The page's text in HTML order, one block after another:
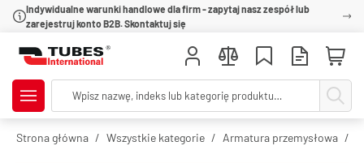
Indywidualne warunki handlowe dla firm - zapytaj nasz zespół lub
zarejestruj konto B2B. Skontaktuj się
Strona główna Wszystkie kategorie Armatura przemysłowa